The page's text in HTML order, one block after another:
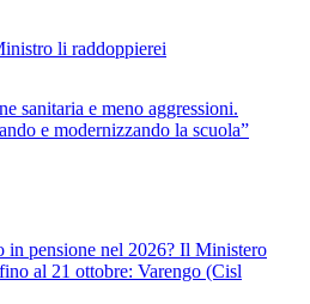
li raddoppierei
sanitaria e meno aggressioni.
e modernizzando la scuola”
in pensione nel 2026? Il Ministero
al 21 ottobre: Varengo (Cisl